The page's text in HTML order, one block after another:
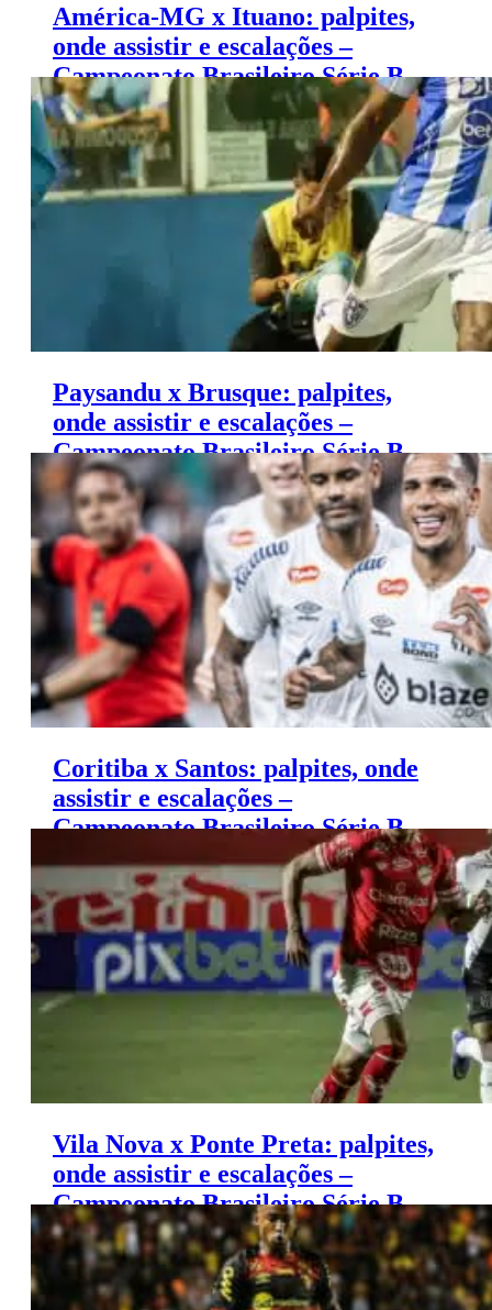
América-MG x Ituano: palpites,
onde assistir e escalações –
Campeonato Brasileiro Série B
(12/11)
Paysandu x Brusque: palpites,
onde assistir e escalações –
Campeonato Brasileiro Série B
(11/11)
Coritiba x Santos: palpites, onde
assistir e escalações –
Campeonato Brasileiro Série B
(11/11)
Vila Nova x Ponte Preta: palpites,
onde assistir e escalações –
Campeonato Brasileiro Série B
(11/11)